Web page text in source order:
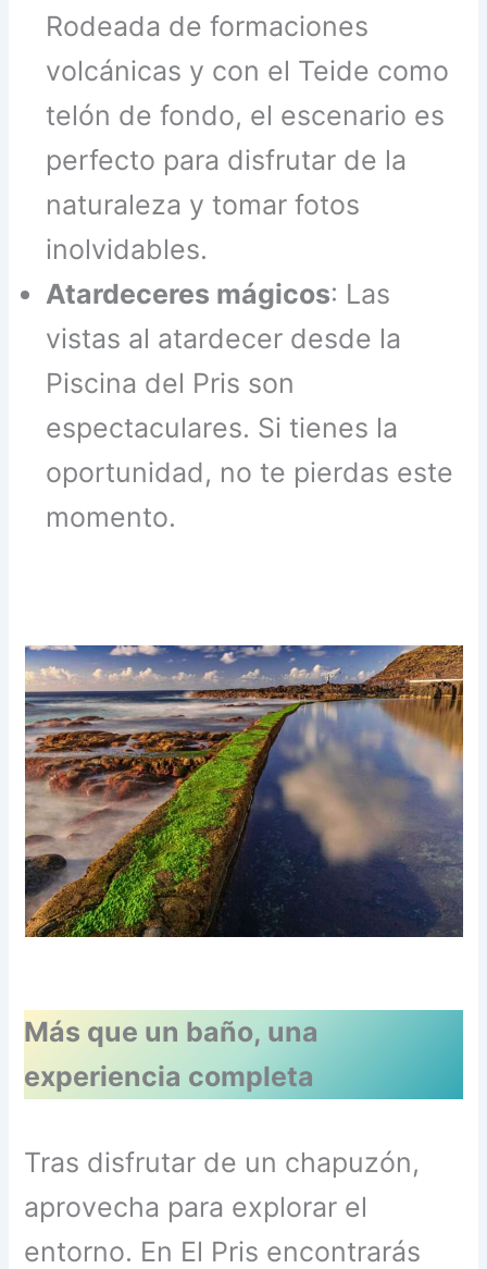
Rodeada de formaciones
volcánicas y con el Teide como
telón de fondo, el escenario es
perfecto para disfrutar de la
naturaleza y tomar fotos
inolvidables.
Atardeceres mágicos: Las
vistas al atardecer desde la
Piscina del Pris son
espectaculares. Si tienes la
oportunidad, no te pierdas este
momento.
Más que un baño, una
experiencia completa
Tras disfrutar de un chapuzón,
aprovecha para explorar el
entorno. En El Pris encontrarás